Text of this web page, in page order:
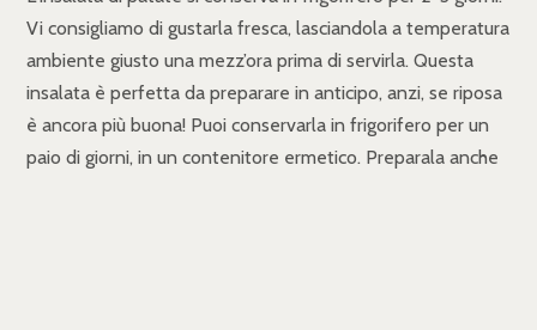
Vi consigliamo di gustarla fresca, lasciandola a temperatura
ambiente giusto una mezz’ora prima di servirla. Questa
insalata è perfetta da preparare in anticipo, anzi, se riposa
è ancora più buona! Puoi conservarla in frigorifero per un
paio di giorni, in un contenitore ermetico. Preparala anche